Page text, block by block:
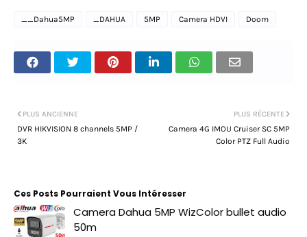
__Dahua5MP _DAHUA 5MP Camera HDVI Doom
PLUS RÉCENTE
Camera 4G IMOU Cruiser SC 5MP
Color PTZ Full Audio
PLUS ANCIENNE
DVR HIKVISION 8 channels 5MP /
3K
Ces Posts Pourraient Vous Intéresser
Camera Dahua 5MP WizColor bullet audio
50m